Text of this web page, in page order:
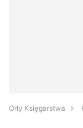
Orły Księgarstwa